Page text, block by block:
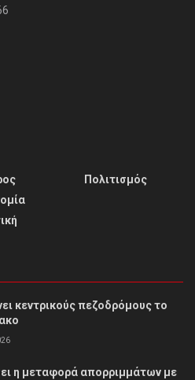
Πολιτισμός
κεντρικούς πεζοδρόμους το
η μεταφορά απορριμμάτων με